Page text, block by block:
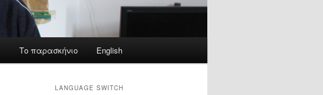
Το παρασκήνιο English
LANGUAGE SWITCH